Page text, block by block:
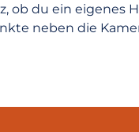
ob du ein eigenes
neben die